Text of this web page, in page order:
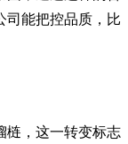
司能把控品质，比
梿，这一转变标志